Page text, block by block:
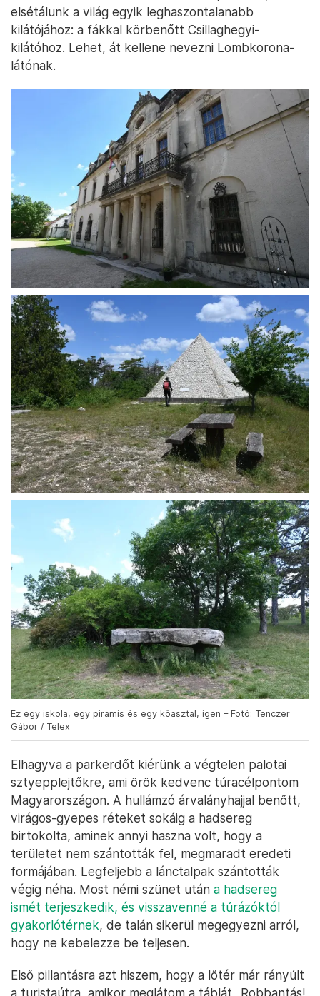
elsétálunk a világ egyik leghaszontalanabb
kilátójához: a fákkal körbenőtt Csillaghegyi-
kilátóhoz. Lehet, át kellene nevezni Lombkorona-
látónak.
Ez egy iskola, egy piramis és egy kőasztal, igen – Fotó: Tenczer
Gábor / Telex
Elhagyva a parkerdőt kiérünk a végtelen palotai
sztyepplejtőkre, ami örök kedvenc túracélpontom
Magyarországon. A hullámzó árvalányhajjal benőtt,
virágos-gyepes réteket sokáig a hadsereg
birtokolta, aminek annyi haszna volt, hogy a
területet nem szántották fel, megmaradt eredeti
formájában. Legfeljebb a lánctalpak szántották
végig néha. Most némi szünet után a hadsereg
ismét terjeszkedik, és visszavenné a túrázóktól
gyakorlótérnek, de talán sikerül megegyezni arról,
hogy ne kebelezze be teljesen.
Első pillantásra azt hiszem, hogy a lőtér már rányúlt